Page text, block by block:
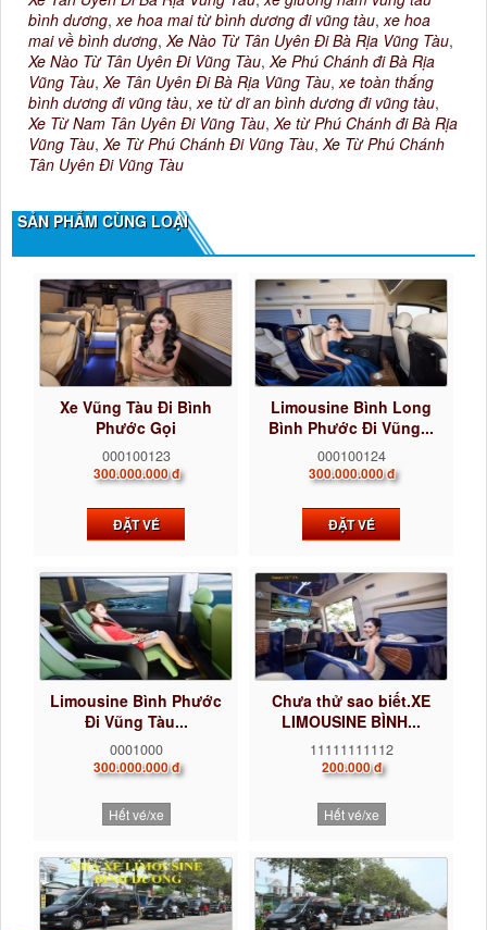
bình dương,xe hoa mai từ bình dương đi vũng tàu,xe hoa
mai về bình dương,Xe Nào Từ Tân Uyên Đi Bà Rịa Vũng Tàu,
Xe Nào Từ Tân Uyên Đi Vũng Tàu,Xe Phú Chánh đi Bà Rịa
Vũng Tàu,Xe Tân Uyên Đi Bà Rịa Vũng Tàu,xe toàn thắng
bình dương đi vũng tàu,xe từ dĩ an bình dương đi vũng tàu,
Xe Từ Nam Tân Uyên Đi Vũng Tàu,Xe từ Phú Chánh đi Bà Rịa
Vũng Tàu,Xe Từ Phú Chánh Đi Vũng Tàu,Xe Từ Phú Chánh
Tân Uyên Đi Vũng Tàu
SẢN PHẨM CÙNG LOẠI
Xe Vũng Tàu Đi Bình
Phước Gọi
0922242225...
000100123
300.000.000 đ
ĐẶT VÉ
Limousine Bình Long
Bình Phước Đi Vũng...
000100124
300.000.000 đ
ĐẶT VÉ
Limousine Bình Phước
Đi Vũng Tàu...
0001000
300.000.000 đ
Hết vé/xe
Chưa thử sao biết.XE
LIMOUSINE BÌNH...
11111111112
200.000 đ
Hết vé/xe